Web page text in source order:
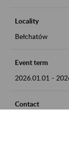
Locality
Bełchatów
Event term
2026.01.01 -
Contact